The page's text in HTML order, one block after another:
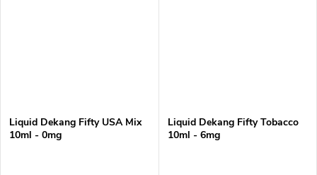
Liquid Dekang Fifty USA Mix
10ml - 0mg
Liquid Dekang Fifty Tobacco
10ml - 6mg